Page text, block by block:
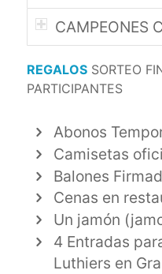
CAMPEONES
REGALOSSORTEO
PARTICIPANTES
Abonos
Camisetas
Balones
Cenas en
Un jamón
4 Entradas
Luthiers en